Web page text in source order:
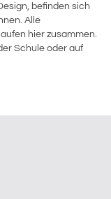
befinden sich
Alle
hier zusammen.
Schule oder auf